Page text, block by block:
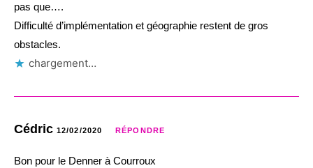
pas que….
Difficulté d’implémentation et géographie restent de gros
obstacles.
chargement…
Cédric 12/02/2020 RÉPONDRE
Bon pour le Denner à Courroux